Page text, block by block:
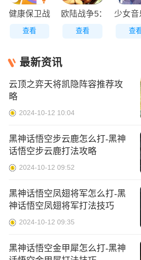
健康保卫战
查看
欧陆战争5：最终改
查看
少女
查
最新资讯
云顶之弈天将凯隐阵容推荐攻
略
2024-10-12 10:04
黑神话悟空步云鹿怎么打-黑神
话悟空步云鹿打法攻略
2024-10-12 09:52
黑神话悟空凤翅将军怎么打-黑
神话悟空凤翅将军打法技巧
2024-10-12 09:35
黑神话悟空金甲犀怎么打-黑神